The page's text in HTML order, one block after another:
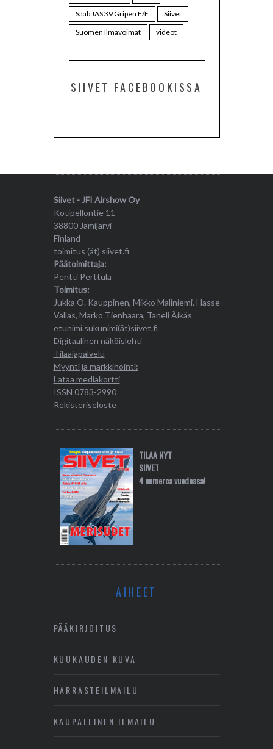
Saab JAS 39 Gripen E/F
Siivet
Suomen Ilmavoimat
videot
SIIVET FACEBOOKISSA
Siivet - JFI Airshow Oy
Kotipellontie 11
38800 Jämijärvi
Finland
toimitus (ät) siivet.fi
Päätoimittaja:
Pentti Perttula
Toimitus:
Jukka O. Kauppinen, Mikko Maliniemi, Hasse
Vallas, Marko Tienhaara, Taneli Äikäs
etunimi.sukunimi(ät)siivet.fi
Digitaalinen näköislehti
Tilaajapalvelu
Myynti ja markkinointi:
Lataa mediakortti
ISSN 0783-2990
Rekisteriseloste
TILAA NYT
SIIVET
4 numeroa vuodessa!
AIHEET
PÄÄKIRJOITUS
KUUKAUDEN KUVA
HARRASTEILMAILU
KAUPALLINEN ILMAILU